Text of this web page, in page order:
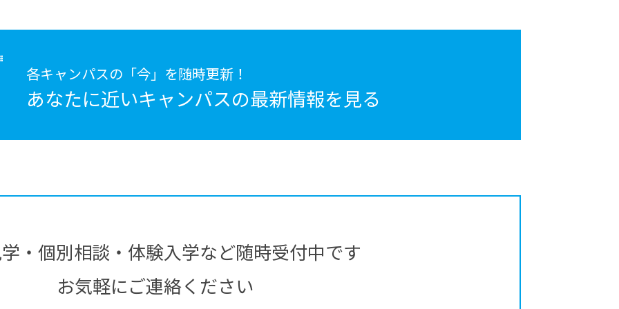
各キャンパスの「今」を随時更新！
あなたに近いキャンパスの最新情報を見る
・個別相談・体験入学など随時受付中です
お気軽にご連絡ください